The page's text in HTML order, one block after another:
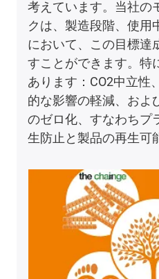
考えています。当社の
クは、製造段階、使用
において、この目標達
すことができます。特
あります：CO2中立性
的な影響の軽減、およ
のゼロ化、すなわちプ
生防止と製品の再生可